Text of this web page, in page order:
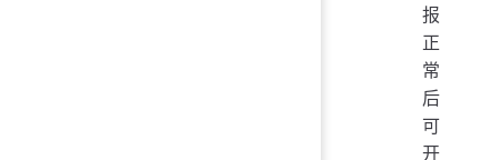
报
正
常
后
可
开